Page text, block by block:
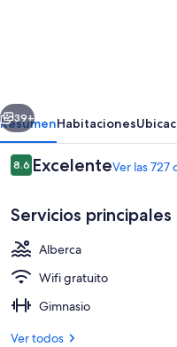
Siguiente
39+
ResumenHabitaciones
Opiniones
8.68.6 de 10,
ExcelenteVer las 727
Servicios principales
Alberca
Wifi gratuito
Gimnasio
Ver todos